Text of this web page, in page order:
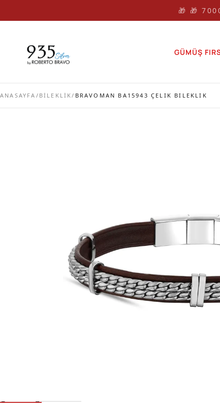
🎁 🎁
GÜMÜŞ
ANASAYFA / BİLEKLİK/ BRAVOMAN BA15943 ÇELIK BILEKLIK